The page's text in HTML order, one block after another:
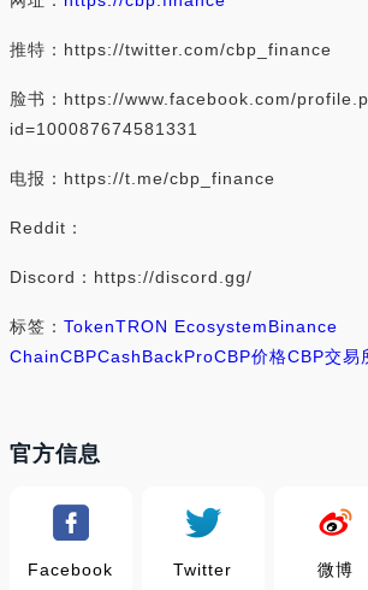
推特：https://twitter.com/cbp_finance
脸书：https://www.facebook.com/
id=100087674581331
电报：https://t.me/cbp_finance
Reddit：
Discord：https://discord.gg/
标签： TokenTRON EcosystemBinance
ChainCBPCashBackProCBP价格CBP交易
官方信息
Facebook Twitter 微博